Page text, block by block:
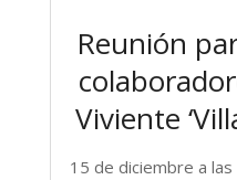
Reunión
Viviente
15 de diciembre a